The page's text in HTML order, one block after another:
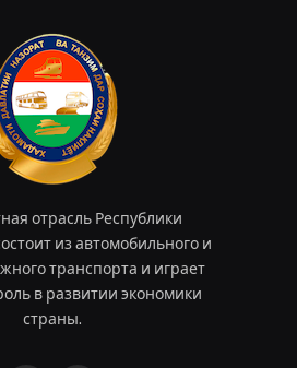
отрасль Республики
из автомобильного и
транспорта и играет
в развитии экономики
страны.